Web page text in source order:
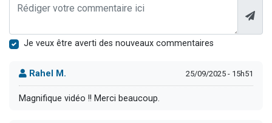
Je veux être averti des nouveaux commentaires
Rahel M. 25/09/2025 - 15h51
Magnifique vidéo !! Merci beaucoup.